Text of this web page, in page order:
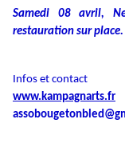
Samedi 08 avril,
restauration sur place.
Infos et contact
www.kampagnarts.fr